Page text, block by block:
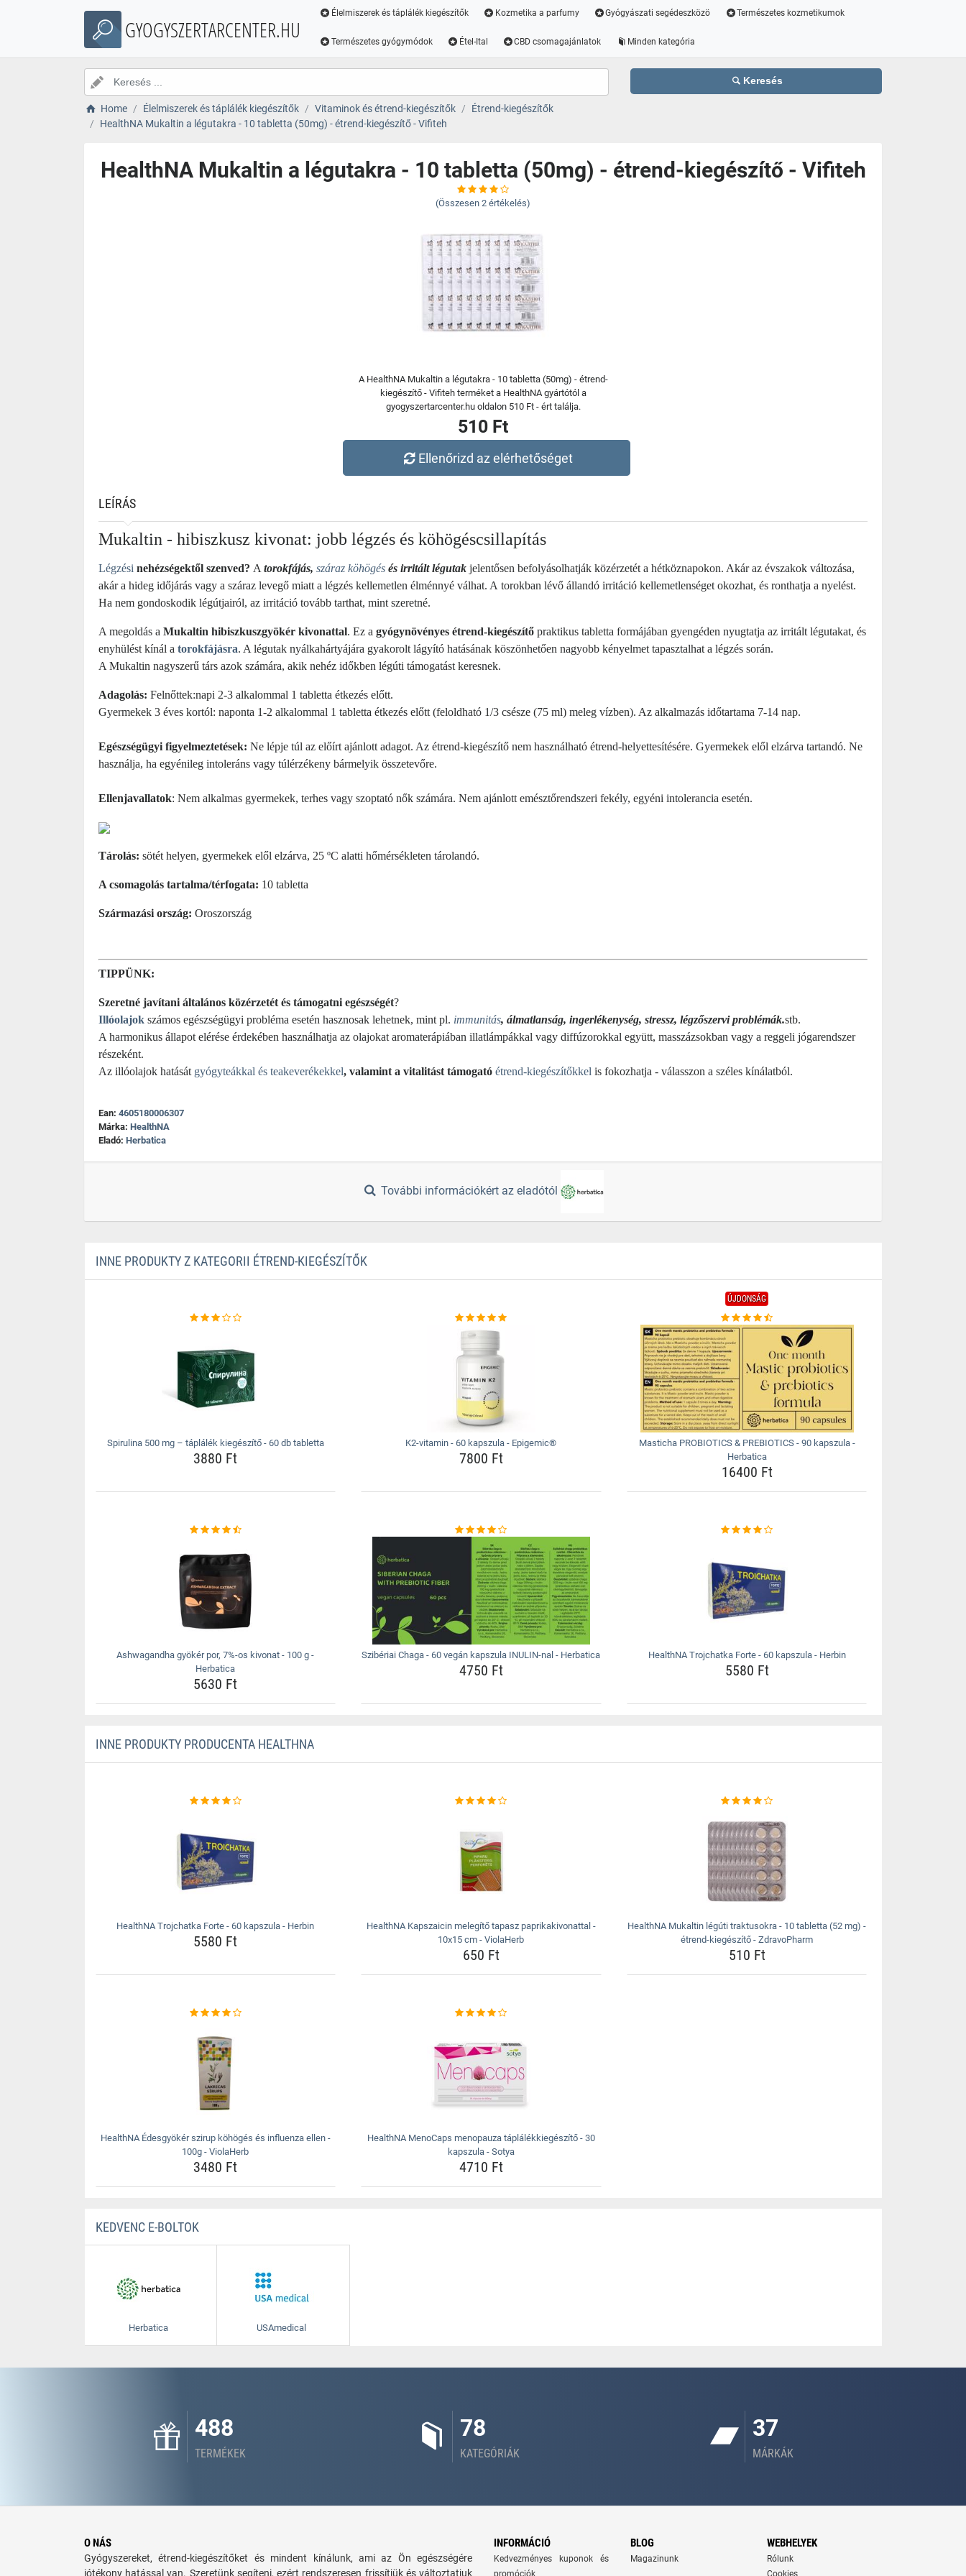
GYOGYSZERTARCENTER.HU
Élelmiszerek és táplálék kiegészítők Kozmetika a parfumy Gyógyászati segédeszközö Természetes kozmetikumok
Természetes gyógymódok Étel-Ital CBD csomagajánlatok Minden kategória
Keresés
Home Élelmiszerek és táplálék kiegészítők Vitaminok és étrend-kiegészítők
Étrend-kiegészítők
HealthNA Mukaltin a légutakra - 10 tabletta (50mg) - étrend-kiegészítő - Vifiteh
HealthNA Mukaltin a légutakra - 10 tabletta (50mg) - étrend-kiegészítő - Vifiteh
(Összesen 2 értékelés)
A HealthNA Mukaltin a légutakra - 10 tabletta (50mg) - étrend-
kiegészítő - Vifiteh terméket a HealthNA gyártótól a
gyogyszertarcenter.hu oldalon 510 Ft - ért találja.
510 Ft
Ellenőrizd az elérhetőséget
LEÍRÁS
Mukaltin - hibiszkusz kivonat: jobb légzés és köhögéscsillapítás
Légzési nehézségektől szenved? A torokfájás, száraz köhögés és irritált légutak jelentősen befolyásolhatják közérzetét a hétköznapokon. Akár az évszakok változása,
akár a hideg időjárás vagy a száraz levegő miatt a légzés kellemetlen élménnyé válhat. A torokban lévő állandó irritáció kellemetlenséget okozhat, és ronthatja a nyelést.
Ha nem gondoskodik légútjairól, az irritáció tovább tarthat, mint szeretné.
A megoldás a Mukaltin hibiszkuszgyökér kivonattal. Ez a gyógynövényes étrend-kiegészítő praktikus tabletta formájában gyengéden nyugtatja az irritált légutakat, és
enyhülést kínál a torokfájásra. A légutak nyálkahártyájára gyakorolt lágyító hatásának köszönhetően nagyobb kényelmet tapasztalhat a légzés során.
A Mukaltin nagyszerű társ azok számára, akik nehéz időkben légúti támogatást keresnek.
Adagolás: Felnőttek:napi 2-3 alkalommal 1 tabletta étkezés előtt.
Gyermekek 3 éves kortól: naponta 1-2 alkalommal 1 tabletta étkezés előtt (feloldható 1/3 csésze (75 ml) meleg vízben). Az alkalmazás időtartama 7-14 nap.
Egészségügyi figyelmeztetések: Ne lépje túl az előírt ajánlott adagot. Az étrend-kiegészítő nem használható étrend-helyettesítésére. Gyermekek elől elzárva tartandó. Ne
használja, ha egyénileg intoleráns vagy túlérzékeny bármelyik összetevőre.
Ellenjavallatok: Nem alkalmas gyermekek, terhes vagy szoptató nők számára. Nem ajánlott emésztőrendszeri fekély, egyéni intolerancia esetén.
Tárolás: sötét helyen, gyermekek elől elzárva, 25 ºC alatti hőmérsékleten tárolandó.
A csomagolás tartalma/térfogata: 10 tabletta
Származási ország: Oroszország
TIPPÜNK:
Szeretné javítani általános közérzetét és támogatni egészségét?
Illóolajok számos egészségügyi probléma esetén hasznosak lehetnek, mint pl. immunitás, álmatlanság, ingerlékenység, stressz, légzőszervi problémák.stb.
A harmonikus állapot elérése érdekében használhatja az olajokat aromaterápiában illatlámpákkal vagy diffúzorokkal együtt, masszázsokban vagy a reggeli jógarendszer
részeként.
Az illóolajok hatását gyógyteákkal és teakeverékekkel, valamint a vitalitást támogató étrend-kiegészítőkkel is fokozhatja - válasszon a széles kínálatból.
Ean: 4605180006307
Márka: HealthNA
Eladó: Herbatica
További információkért az eladótól
INNE PRODUKTY Z KATEGORII ÉTREND-KIEGÉSZÍTŐK
Spirulina 500 mg – táplálék kiegészítő - 60 db tabletta
3880 Ft
K2-vitamin - 60 kapszula - Epigemic®
7800 Ft
ÚJDONSÁG
Masticha PROBIOTICS & PREBIOTICS - 90 kapszula -
Herbatica
16400 Ft
Ashwagandha gyökér por, 7%-os kivonat - 100 g -
Herbatica
5630 Ft
Szibériai Chaga - 60 vegán kapszula INULIN-nal - Herbatica
4750 Ft
HealthNA Trojchatka Forte - 60 kapszula - Herbin
5580 Ft
INNE PRODUKTY PRODUCENTA HEALTHNA
HealthNA Trojchatka Forte - 60 kapszula - Herbin
5580 Ft
HealthNA Kapszaicin melegítő tapasz paprikakivonattal -
10x15 cm - ViolaHerb
650 Ft
HealthNA Mukaltin légúti traktusokra - 10 tabletta (52 mg) -
étrend-kiegészítő - ZdravoPharm
510 Ft
HealthNA Édesgyökér szirup köhögés és influenza ellen -
100g - ViolaHerb
3480 Ft
HealthNA MenoCaps menopauza táplálékkiegészítő - 30
kapszula - Sotya
4710 Ft
KEDVENC E-BOLTOK
Herbatica USAmedical
488
TERMÉKEK
78
KATEGÓRIÁK
37
MÁRKÁK
O NÁS
Gyógyszereket, étrend-kiegészítőket és mindent kínálunk, ami az Ön egészségére
jótékony hatással van. Szeretünk segíteni, ezért rendszeresen frissítjük és változtatjuk
INFORMÁCIÓ
Kedvezményes kuponok és
promóciók
BLOG
Magazinunk
WEBHELYEK
Rólunk
Cookies